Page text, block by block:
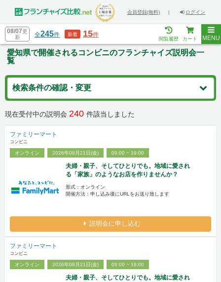
会員登録(無料) | ログイン
08/07更
新
全245件 新着 15件
閲覧履歴 カート MENU
愛知県で開催されるコンビニのフランチャイズ説明会一
覧
検索条件の確認・変更
現在受付中の説明会 240 件該当しました
ファミリーマート
コンビニ
オンライン 2026年08月21日(金) 09:00 ~ 19:00
夫婦・親子、そしてひとりでも。地域に愛され
る「家族」のようなお店を作りませんか？
形式：オンライン
開催方法：申し込み後にURLをお送り致します
説明会に申し込む
ファミリーマート
コンビニ
オンライン 2026年08月21日(金) 09:00 ~ 19:00
夫婦・親子、そしてひとりでも。地域に愛され